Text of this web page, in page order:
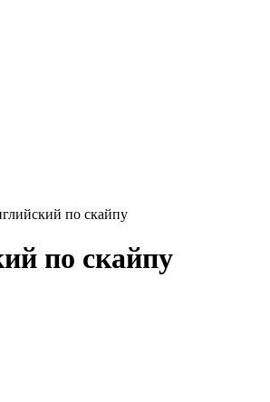
по скайпу
по скайпу